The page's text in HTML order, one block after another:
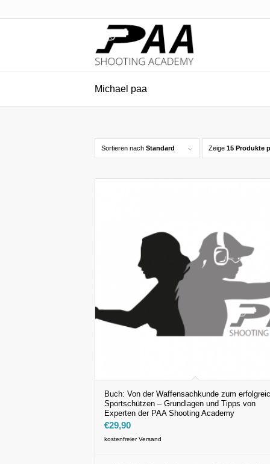
Michael paa
Sortieren nach Standard Zeige 15 Produkte
Buch: Von der Waffensachkunde zum
Sportschützen – Grundlagen und Tipps von
Experten der PAA Shooting Academy
€29,90
kostenfreier Versand